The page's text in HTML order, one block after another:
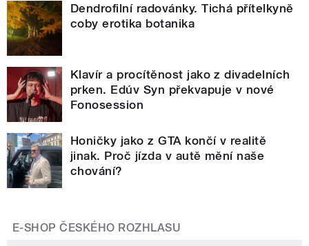
Dendrofilní radovánky. Tichá přítelkyně
coby erotika botanika
Klavír a procítěnost jako z divadelních
prken. Edúv Syn překvapuje v nové
Fonosession
Honičky jako z GTA končí v realitě
jinak. Proč jízda v autě mění naše
chování?
E-SHOP ČESKÉHO ROZHLASU